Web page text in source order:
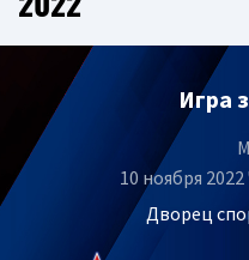
Игра
10 ноября
Дворец